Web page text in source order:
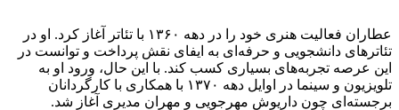
عطاران فعالیت هنری خود را در دهه ۱۳۶۰ با تئاتر آغاز کرد. او در
تئاترهای دانشجویی و حرفه‌ای به ایفای نقش پرداخت و توانست در
این عرصه تجربه‌های بسیاری کسب کند. با این حال، ورود او به
تلویزیون و سینما در اوایل دهه ۱۳۷۰ با همکاری با کارگردانان
برجسته‌ای چون داریوش مهرجویی و مهران مدیری آغاز شد.